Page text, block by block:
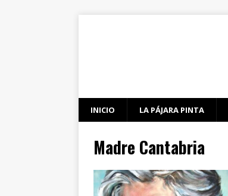
INICIO LA PÁJARA PINTA
Madre Cantabria